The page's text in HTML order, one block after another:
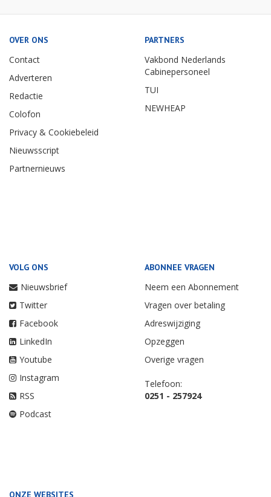
OVER ONS
Contact
Adverteren
Redactie
Colofon
Privacy & Cookiebeleid
Nieuwsscript
Partnernieuws
PARTNERS
Vakbond Nederlands
Cabinepersoneel
TUI
NEWHEAP
VOLG ONS
Nieuwsbrief
Twitter
Facebook
LinkedIn
Youtube
Instagram
RSS
Podcast
ABONNEE VRAGEN
Neem een Abonnement
Vragen over betaling
Adreswijziging
Opzeggen
Overige vragen
Telefoon:
0251 - 257924
ONZE WEBSITES